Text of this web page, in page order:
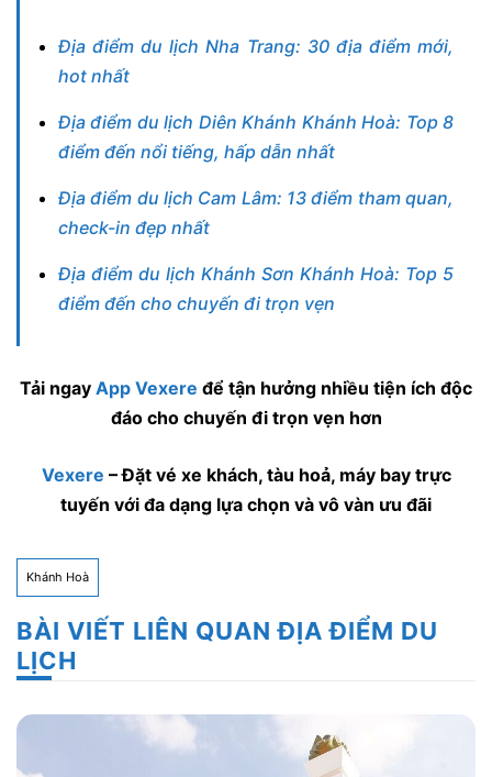
Địa điểm du lịch Nha Trang: 30 địa điểm mới,
hot nhất
Địa điểm du lịch Diên Khánh Khánh Hoà: Top 8
điểm đến nổi tiếng, hấp dẫn nhất
Địa điểm du lịch Cam Lâm: 13 điểm tham quan,
check-in đẹp nhất
Địa điểm du lịch Khánh Sơn Khánh Hoà: Top 5
điểm đến cho chuyến đi trọn vẹn
Tải ngay App Vexere để tận hưởng nhiều tiện ích độc
đáo cho chuyến đi trọn vẹn hơn
Vexere – Đặt vé xe khách, tàu hoả, máy bay trực
tuyến với đa dạng lựa chọn và vô vàn ưu đãi
Khánh Hoà
BÀI VIẾT LIÊN QUAN ĐỊA ĐIỂM DU
LỊCH